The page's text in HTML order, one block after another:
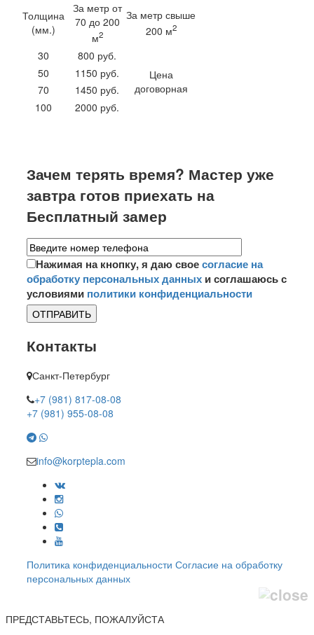
Толщина
(мм.)
За метр от
70 до 200
м2
За метр свыше
200 м2
30
800 руб.
Цена
договорная
50
1150 руб.
70
1450 руб.
100
2000 руб.
Зачем терять время? Мастер уже
завтра готов приехать на
Бесплатный замер
Нажимая на кнопку, я даю своесогласие на
обработку персональных данных и соглашаюсь с
условиями политики конфиденциальности
ОТПРАВИТЬ
Контакты
Санкт-Петербург
+7 (981) 817-08-08
+7 (981) 955-08-08
info@korptepla.com
Политика конфиденциальности Согласие на обработку
персональных данных
ПРЕДСТАВЬТЕСЬ, ПОЖАЛУЙСТА